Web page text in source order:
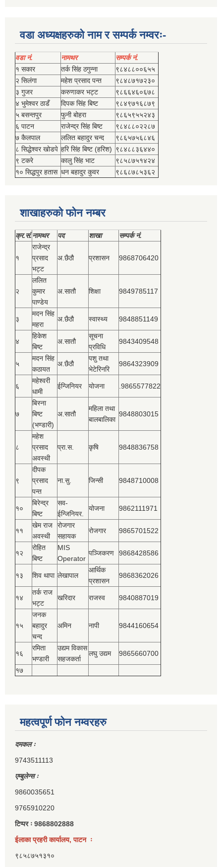
वडा अध्यक्षहरुको नाम र सम्पर्क नम्वरः-
वडा नं. नामथर
सम्पर्क नं.
१ सकार
तर्क सिंह ठगुन्‍ना
९८४८८००६५५
२ सिलंगा
महेश प्रसाद पन्त
९८४८७१७२३०
३ गुजर
करुणाकर भट्ट
९८६६४६०६७८
४ भुमेश्‍वर ठाडँ
दिपक सिंह बिष्‍ट
९८४९७१६८७९
५ बसन्तपुर
फुनी बोहरा
९८६५९५५२४३
६ पाटन
राजेन्द्र सिंह बिष्‍ट
९८४८८०२२८७
७ कैलपाल
ललित बहादुर चन्द
९८६५७५६८४६
८ सिद्धेश्‍वर खोडपे हरि सिंह बिष्‍ट (हरिश) ९८४८८३६४४०
९ टकरे
कालु सिंह भाट
९८५८७५१४२४
१० सिद्धपुर हतास धन बहादुर कुवर ९८६८७८५३६२
शाखाहरुको फोन नम्बर
क्र.सं.नामथर पद शाखा सम्‍पर्क नं.
१
राजेन्द्र
प्रसाद
भट्ट
अ.छैठौ प्रशासन 9868706420
२
ललित
कुमार
पाण्डेय
अ.सातौ शिक्षा 9849785117
३
मदन सिंह
महरा
अ.छैठौ स्वास्थ्य 9848851149
४
हिकेश
बिष्‍ट
अ.सातौ
सूचना
प्रविधि
9843409548
५
मदन सिंह
कठायत
अ.छैठौ
पशु तथा
भेटेरिनरि
9864323909
६
महेश्‍वरी
धामी
ईन्जिनियर योजना .9865577822
७
बिस्‍ना
बिष्‍ट
(भण्डारी)
अ.सातौ
महिला तथा
बालबालिका
9848803015
८
महेश
प्रसाद
अवस्थी
प्रा.स. कृषि 9848836758
९
दीपक
प्रसाद
पन्त
ना.सु. जिन्सी 9848710008
१०
बिरेन्द्र
बिष्‍ट
सव-
ईन्जिनियर.
योजना 9862111971
११
खेम राज
अवस्थी
रोजगार
सहायक
रोजगार 9865701522
१२
रोहित
बिष्‍ट
MIS
Operator
पञ्‍जिकरण 9868428586
१३ शिव थापा लेखापाल
आर्थिक
प्रशासन
9868362026
१४
तर्क राज
भट्ट
खरिदार राजस्‍व 9840887019
१५
जनक
बहादुर
चन्द
अमिन नापी 9844160654
१६
रमिता
भण्डारी
उद्यम विकास
सहजकर्ता
लघु उद्यम 9865660700
१७
महत्वपूर्ण फोन नम्वरहरु
दमकल ः
9743511113
एम्बुलेन्स ः
9860035651
9765910220
टिप्पर ः 9868802888
ईलाका प्रहरी कार्यालय, पाटन ः
९८५८७५१३१०